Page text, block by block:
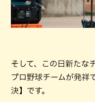
そして、この日新たな
プロ野球チームが発祥
決】です。